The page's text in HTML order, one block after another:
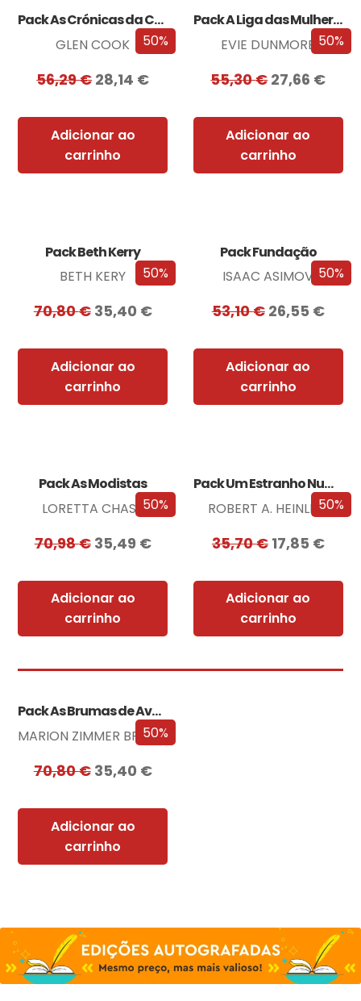
50%
Pack As Crónicas da Companhia Negra
GLEN COOK
56,29€28,14 €
Adicionar ao
carrinho
50%
Pack A Liga das Mulheres Extraordinárias
EVIE DUNMORE
55,30€27,66 €
Adicionar ao
carrinho
50%
Pack Beth Kerry
BETH KERY
70,80€ 35,40 €
Adicionar ao
carrinho
50%
Pack Fundação
ISAAC ASIMOV
53,10€ 26,55 €
Adicionar ao
carrinho
50%
Pack As Modistas
LORETTA CHASE
70,98€ 35,49 €
Adicionar ao
carrinho
50%
Pack Um Estranho Numa Terra Estranha
ROBERT A. HEINLEIN
35,70€ 17,85 €
Adicionar ao
carrinho
50%
Pack As Brumas de Avalon
MARION ZIMMER BRADLEY
70,80€ 35,40 €
Adicionar ao
carrinho